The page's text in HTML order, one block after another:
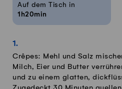
Auf dem Tisch in
1h20min
Crêpes: Mehl und Salz
Milch, Eier und Butter
und zu einem glatten,